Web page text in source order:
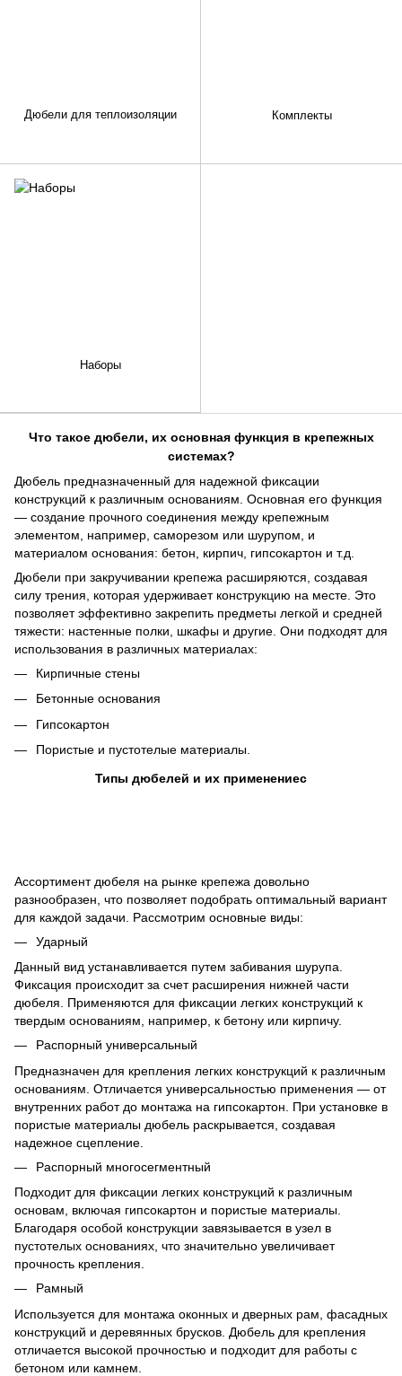
Что такое дюбели, их основная функция в крепежных
системах?
Дюбель предназначенный для надежной фиксации
конструкций к различным основаниям. Основная его функция
— создание прочного соединения между крепежным
элементом, например, саморезом или шурупом, и
материалом основания: бетон, кирпич, гипсокартон и т.д.
Дюбели при закручивании крепежа расширяются, создавая
силу трения, которая удерживает конструкцию на месте. Это
позволяет эффективно закрепить предметы легкой и средней
тяжести: настенные полки, шкафы и другие. Они подходят для
использования в различных материалах:
Кирпичные стены
Бетонные основания
Гипсокартон
Пористые и пустотелые материалы.
Типы дюбелей и их применениес
Ассортимент дюбеля на рынке крепежа довольно
разнообразен, что позволяет подобрать оптимальный вариант
для каждой задачи. Рассмотрим основные виды:
Ударный
Данный вид устанавливается путем забивания шурупа.
Фиксация происходит за счет расширения нижней части
дюбеля. Применяются для фиксации легких конструкций к
твердым основаниям, например, к бетону или кирпичу.
Распорный универсальный
Предназначен для крепления легких конструкций к различным
основаниям. Отличается универсальностью применения — от
внутренних работ до монтажа на гипсокартон. При установке в
пористые материалы дюбель раскрывается, создавая
надежное сцепление.
Распорный многосегментный
Подходит для фиксации легких конструкций к различным
основам, включая гипсокартон и пористые материалы.
Благодаря особой конструкции завязывается в узел в
пустотелых основаниях, что значительно увеличивает
прочность крепления.
Рамный
Используется для монтажа оконных и дверных рам, фасадных
конструкций и деревянных брусков. Дюбель для крепления
отличается высокой прочностью и подходит для работы с
бетоном или камнем.
Дюбели для теплоизоляции Комплекты
Наборы